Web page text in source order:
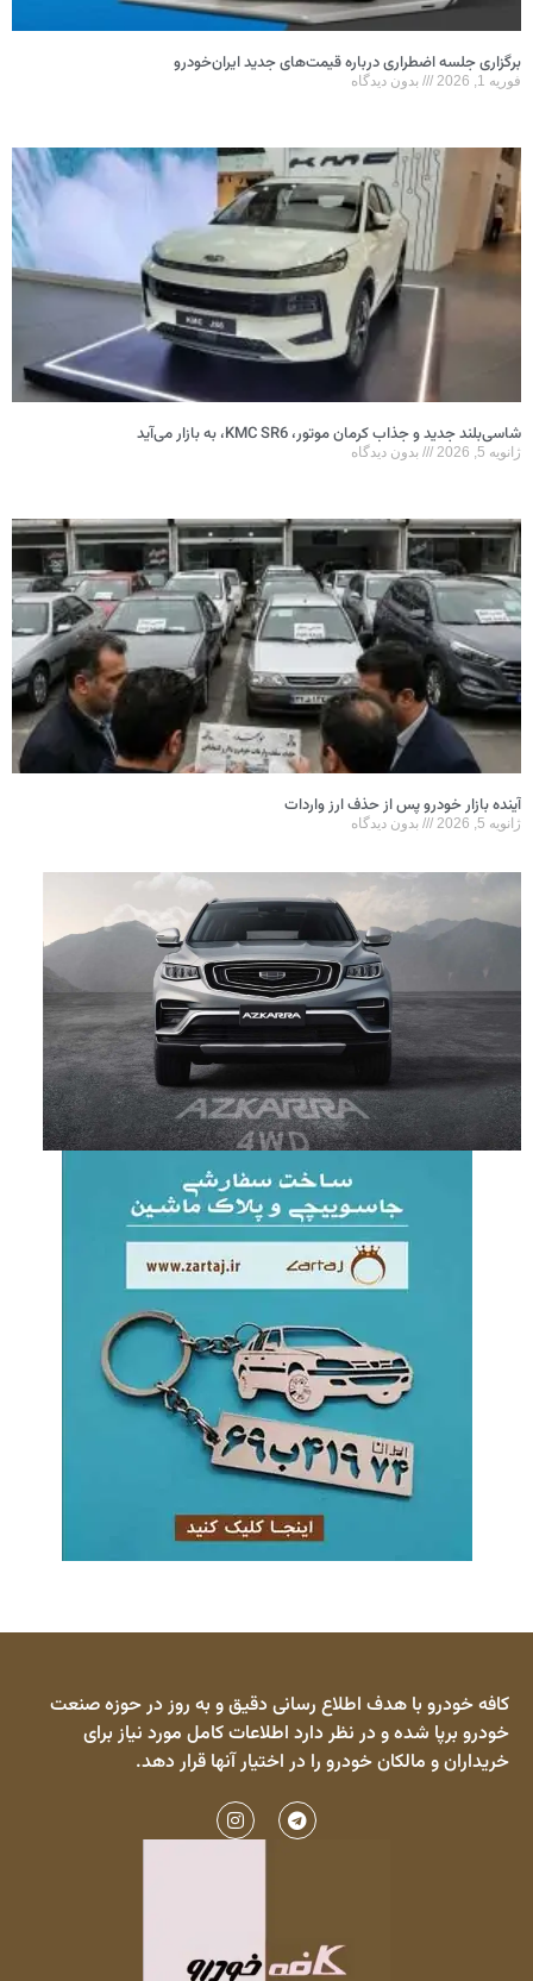
برگزاری جلسه اضطراری درباره قیمت‌های جدید ایران‌خودرو
فوریه 1, 2026 بدون دیدگاه
شاسی‌بلند جدید و جذاب کرمان موتور، KMC SR6، به بازار می‌آید
ژانویه 5, 2026 بدون دیدگاه
آینده بازار خودرو پس از حذف ارز واردات
ژانویه 5, 2026 بدون دیدگاه
کافه خودرو با هدف اطلاع رسانی دقیق و به روز در حوزه صنعت
خودرو برپا شده و در نظر دارد اطلاعات کامل مورد نیاز برای
خریداران و مالکان خودرو را در اختیار آنها قرار دهد.